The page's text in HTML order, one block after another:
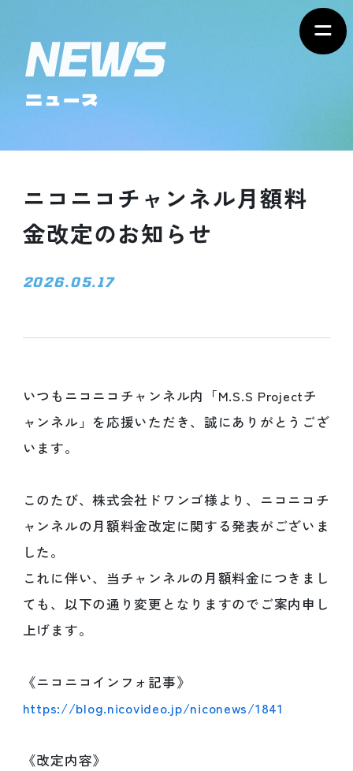
ニュース
ニコニコチャンネル月額料
金改定のお知らせ
2026.05.17
いつもニコニコチャンネル内「M.S.S Projectチ
ャンネル」を応援いただき、誠にありがとうござ
います。
このたび、株式会社ドワンゴ様より、ニコニコチ
ャンネルの月額料金改定に関する発表がございま
した。
これに伴い、当チャンネルの月額料金につきまし
ても、以下の通り変更となりますのでご案内申し
上げます。
《ニコニコインフォ記事》
https://blog.nicovideo.jp/niconews/1841
《改定内容》